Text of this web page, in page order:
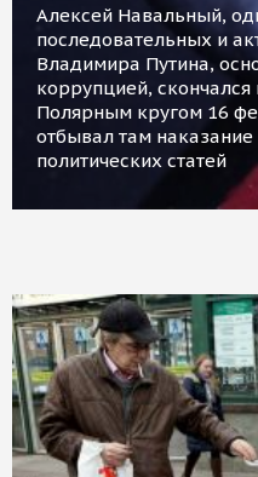
Алексей Навальный,
последовательных и
Владимира Путина,
коррупцией,
Полярным кругом 16
отбывал там
политических статей